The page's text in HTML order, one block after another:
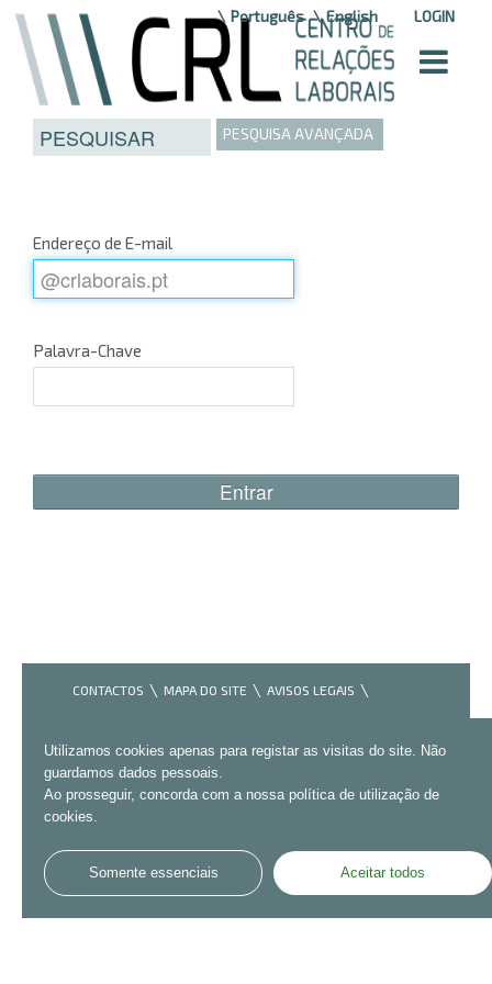
Saltar para o conteúdo LOGIN
Português English
PESQUISA AVANÇADA
Utilizamos cookies apenas para registar as visitas do site. Não
guardamos dados pessoais.
Ao prosseguir, concorda com a nossa política de utilização de
cookies.
Somente essenciais Aceitar todos
Endereço de E-mail
Palavra-Chave
Entrar
CONTACTOS MAPA DO SITE AVISOS LEGAIS